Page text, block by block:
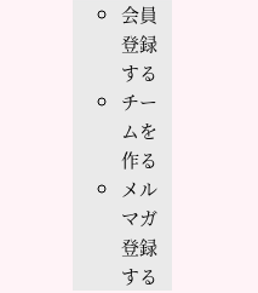
会員
登録
する
チー
ムを
作る
メル
マガ
登録
する